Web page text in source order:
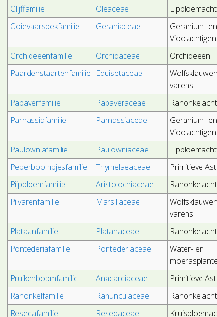
Olijffamilie
Oleaceae
Ooievaarsbekfamilie
Geraniaceae
Geranium- en
Vioolachtigen
Orchideeënfamilie
Orchidaceae
Orchideeen
Paardenstaartenfamilie
Equisetaceae
varens
Papaverfamilie
Papaveraceae
Parnassiafamilie
Parnassiaceae
Geranium- en
Vioolachtigen
Paulowniafamilie
Paulowniaceae
Peperboompjesfamilie
Thymelaeaceae
Primitieve
Pijpbloemfamilie
Aristolochiaceae
Pilvarenfamilie
Marsiliaceae
varens
Plataanfamilie
Platanaceae
Pontederiafamilie
Pontederiaceae
Water- en
Pruikenboomfamilie
Anacardiaceae
Primitieve
Ranonkelfamilie
Ranunculaceae
Resedafamilie
Resedaceae